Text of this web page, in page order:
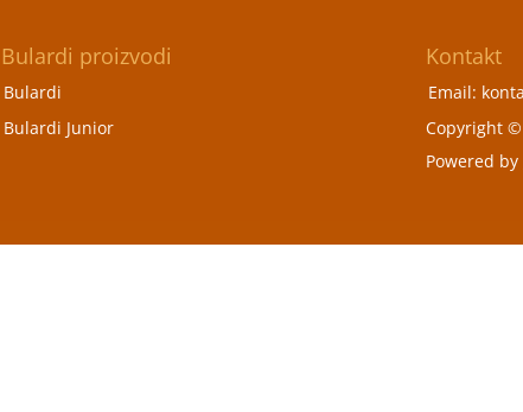
Bulardi proizvodi
Bulardi
Bulardi Junior
Kontakt
Email:
Copyright
Powered by